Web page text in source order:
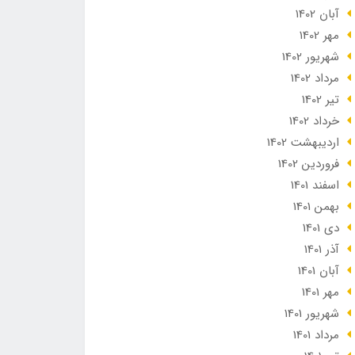
آبان 1402
مهر 1402
شهریور 1402
مرداد 1402
تير 1402
خرداد 1402
ارديبهشت 1402
فروردین 1402
اسفند 1401
بهمن 1401
دی 1401
آذر 1401
آبان 1401
مهر 1401
شهریور 1401
مرداد 1401